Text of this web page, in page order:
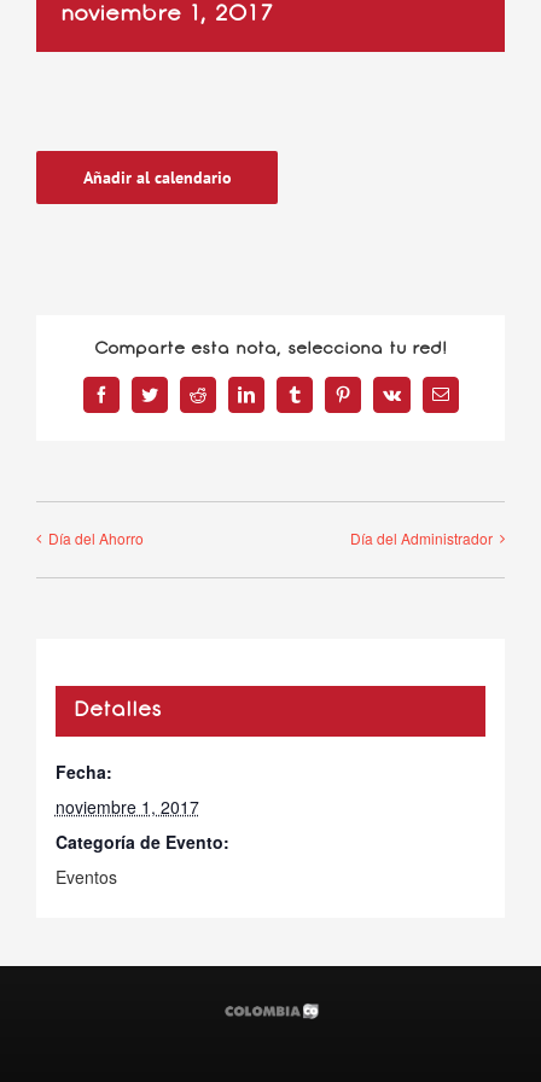
noviembre 1, 2017
Añadir al calendario
Comparte esta nota, selecciona tu red!
FacebookTwitterReddit LinkedInTumblrPinterest
Vk
Correo
electrónico
Día del Ahorro Día del Administrador
Detalles
Fecha:
noviembre 1, 2017
Categoría de Evento:
Eventos